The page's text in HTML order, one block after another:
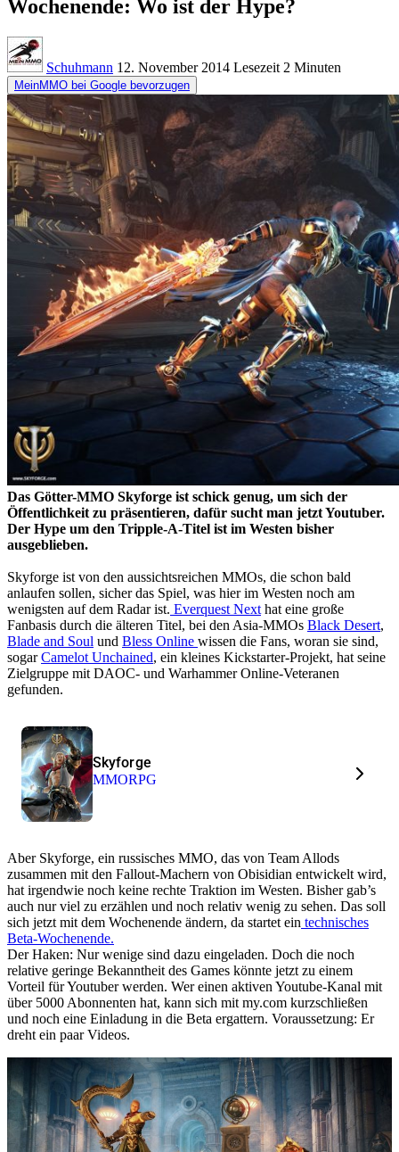
Wochenende: Wo ist der Hype?
Schuhmann 12. November 2014 Lesezeit 2 Minuten
MeinMMO bei Google bevorzugen
Das Götter-MMO Skyforge ist schick genug, um sich der
Öffentlichkeit zu präsentieren, dafür sucht man jetzt Youtuber.
Der Hype um den Tripple-A-Titel ist im Westen bisher
ausgeblieben.
Skyforge ist von den aussichtsreichen MMOs, die schon bald
anlaufen sollen, sicher das Spiel, was hier im Westen noch am
wenigsten auf dem Radar ist. Everquest Next hat eine große
Fanbasis durch die älteren Titel, bei den Asia-MMOs Black Desert,
Blade and Soul und Bless Online wissen die Fans, woran sie sind,
sogarCamelot Unchained, ein kleines Kickstarter-Projekt, hat seine
Zielgruppe mit DAOC- und Warhammer Online-Veteranen
gefunden.
Skyforge
MMORPG
Aber Skyforge, ein russisches MMO, das von Team Allods
zusammen mit den Fallout-Machern von Obisidian entwickelt wird,
hat irgendwie noch keine rechte Traktion im Westen. Bisher gab’s
auch nur viel zu erzählen und noch relativ wenig zu sehen. Das soll
sich jetzt mit dem Wochenende ändern, da startet ein technisches
Beta-Wochenende.
Der Haken: Nur wenige sind dazu eingeladen. Doch die noch
relative geringe Bekanntheit des Games könnte jetzt zu einem
Vorteil für Youtuber werden. Wer einen aktiven Youtube-Kanal mit
über 5000 Abonnenten hat, kann sich mit my.com kurzschließen
und noch eine Einladung in die Beta ergattern. Voraussetzung: Er
dreht ein paar Videos.